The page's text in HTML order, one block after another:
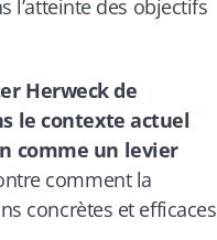
l’atteinte des objectifs
Herweck de
le contexte actuel
comme un levier
comment la
concrètes et efficaces